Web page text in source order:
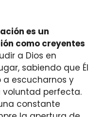
es un
como creyentes
a Dios en
sabiendo que Él
a escucharnos y
voluntad perfecta.
constante